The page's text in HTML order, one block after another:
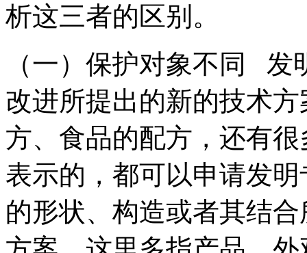
析这三者的区别。
（一）保护对象不同 发
改进所提出的新的技术
方、食品的配方，还有
表示的，都可以申请发
的形状、构造或者其结